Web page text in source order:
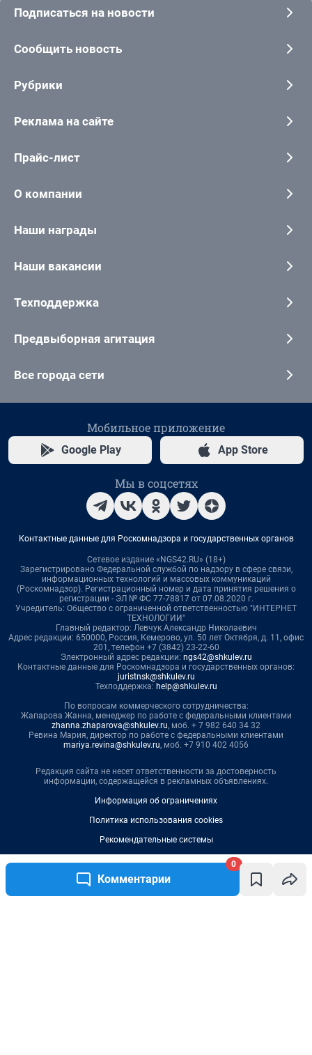
Комментарии
0
Подписаться на новости
Сообщить новость
Рубрики
Реклама на сайте
Прайс-лист
О компании
Наши награды
Наши вакансии
Техподдержка
Предвыборная агитация
Все города сети
Мобильное приложение
Google Play App Store
Мы в соцсетях
Контактные данные для Роскомнадзора и государственных органов
Сетевое издание «NGS42.RU» (18+)
Зарегистрировано Федеральной службой по надзору в сфере связи,
информационных технологий и массовых коммуникаций
(Роскомнадзор). Регистрационный номер и дата принятия решения о
регистрации - ЭЛ № ФС 77-78817 от 07.08.2020 г.
Учредитель: Общество с ограниченной ответственностью "ИНТЕРНЕТ
ТЕХНОЛОГИИ"
Главный редактор: Левчук Александр Николаевич
Адрес редакции: 650000, Россия, Кемерово, ул. 50 лет Октября, д. 11, офис
201, телефон +7 (3842) 23-22-60
Электронный адрес редакции: ngs42@shkulev.ru
Контактные данные для Роскомнадзора и государственных органов:
juristnsk@shkulev.ru
Техподдержка: help@shkulev.ru
По вопросам коммерческого сотрудничества:
Жапарова Жанна, менеджер по работе с федеральными клиентами
zhanna.zhaparova@shkulev.ru, моб. + 7 982 640 34 32
Ревина Мария, директор по работе с федеральными клиентами
mariya.revina@shkulev.ru, моб. +7 910 402 4056
Редакция сайта не несет ответственности за достоверность
информации, содержащейся в рекламных объявлениях.
Информация об ограничениях
Политика использования cookies
Рекомендательные системы
Политика конфиденциальности и обработки персональных данных и